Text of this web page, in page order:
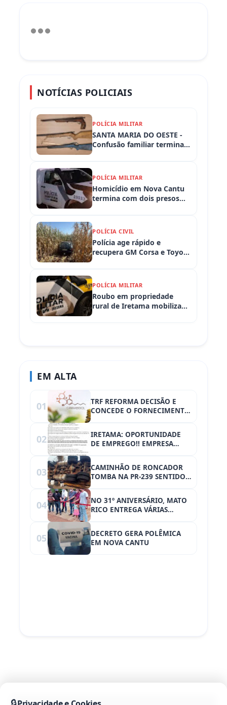
NOTÍCIAS POLICIAIS
POLÍCIA MILITAR
SANTA MARIA DO OESTE -
Confusão familiar termina
armas apreendidas
POLÍCIA MILITAR
Homicídio em Nova Cantu
termina com dois presos
POLÍCIA CIVIL
Polícia age rápido e
recupera GM Corsa e Toyota
Iretama (PR)
POLÍCIA MILITAR
Roubo em propriedade
rural de Iretama mobiliza
EM ALTA
01
TRF REFORMA DECISÃO E
CONCEDE O FORNECIMENTO
02
IRETAMA: OPORTUNIDADE
DE EMPREGO!! EMPRESA
SERVENTE DE OBRAS...
03
CAMINHÃO DE RONCADOR
TOMBA NA PR-239 SENTIDO
04
NO 31º ANIVERSÁRIO, MATO
RICO ENTREGA VÁRIAS
05
DECRETO GERA POLÊMICA
EM NOVA CANTU